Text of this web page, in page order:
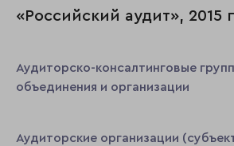
«Российский аудит», 2015
Аудиторско-консалтинговые
объединения и организации
Аудиторские организации